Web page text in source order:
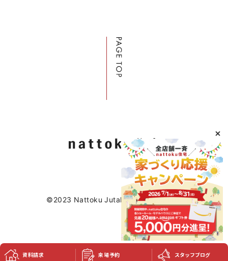
©2023 Nattoku Jutaku Kobo Co., Ltd.
資料請求 来場予約 スタッフブログ